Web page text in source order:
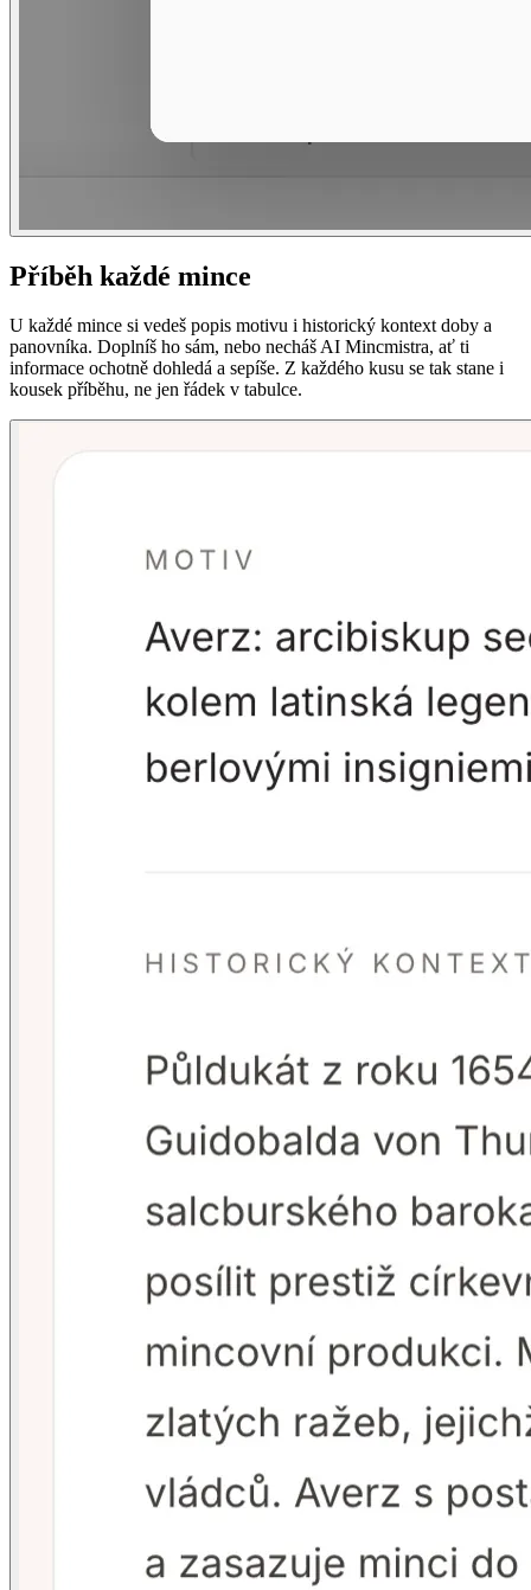
Příběh každé mince
U každé mince si vedeš popis motivu i historický kontext doby a
panovníka. Doplníš ho sám, nebo necháš AI Mincmistra, ať ti
informace ochotně dohledá a sepíše. Z každého kusu se tak stane i
kousek příběhu, ne jen řádek v tabulce.